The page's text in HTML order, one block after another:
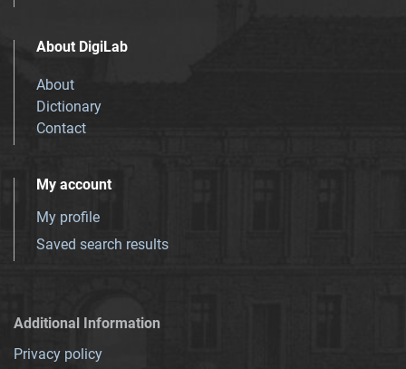
About DigiLab
About
Dictionary
Contact
My account
My profile
Saved search results
Additional Information
Privacy policy